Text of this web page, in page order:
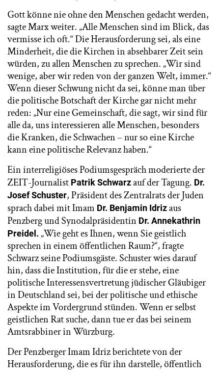
Gott könne nie ohne den Menschen gedacht werden,
sagte Marx weiter. „Alle Menschen sind im Blick, das
vermisse ich oft.“ Die Herausforderung sei, als eine
Minderheit, die die Kirchen in absehbarer Zeit sein
würden, zu allen Menschen zu sprechen. „Wir sind
wenige, aber wir reden von der ganzen Welt, immer.“
Wenn dieser Schwung nicht da sei, könne man über
die politische Botschaft der Kirche gar nicht mehr
reden: „Nur eine Gemeinschaft, die sagt, wir sind für
alle da, uns interessieren alle Menschen, besonders
die Kranken, die Schwachen – nur so eine Kirche
kann eine politische Relevanz haben.“
Ein interreligiöses Podiumsgespräch moderierte der
ZEIT-Journalist Patrik Schwarzauf der Tagung. Dr.
Josef Schuster, Präsident des Zentralrats der Juden
sprach dabei mit Imam Dr. Benjamin Idrizaus
Penzberg und Synodalpräsidentin Dr. Annekathrin
Preidel. „Wie geht es Ihnen, wenn Sie geistlich
sprechen in einem öffentlichen Raum?“, fragte
Schwarz seine Podiumsgäste. Schuster wies darauf
hin, dass die Institution, für die er stehe, eine
politische Interessensvertretung jüdischer Gläubiger
in Deutschland sei, bei der politische und ethische
Aspekte im Vordergrund stünden. Wenn er selbst
geistlichen Rat suche, dann tue er das bei seinem
Amtsrabbiner in Würzburg.
Der Penzberger Imam Idriz berichtete von der
Herausforderung, die es für ihn darstelle, öffentlich